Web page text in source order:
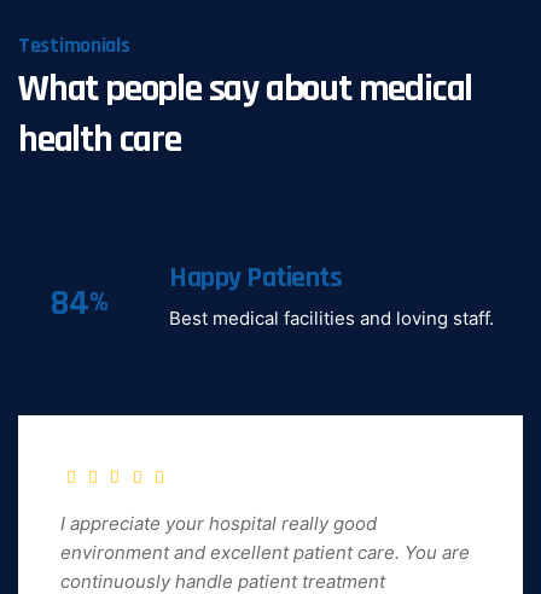
Testimonials
What people say about medical
health care
84%
Happy Patients
Best medical facilities and loving staff.
I appreciate your hospital really good
environment and excellent patient care. You are
continuously handle patient treatment